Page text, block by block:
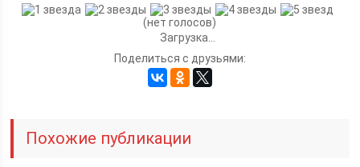
(нет голосов)
Загрузка...
Поделиться с друзьями:
Похожие публикации